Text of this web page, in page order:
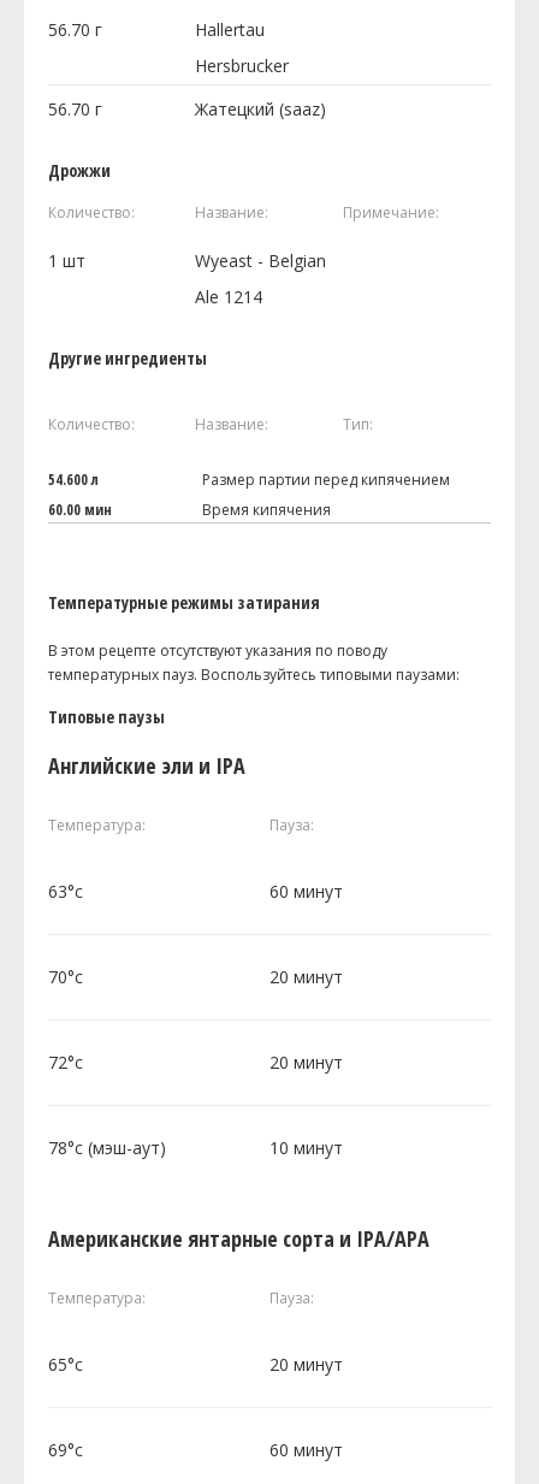
56.70 г
Hallertau
Hersbrucker
56.70 г Жатецкий (saaz)
Дрожжи
Количество: Название: Примечание:
1 шт
Wyeast - Belgian
Ale 1214
Другие ингредиенты
Количество: Название: Тип:
54.600 л
Размер партии перед кипячением
60.00 мин
Время кипячения
Температурные режимы затирания
В этом рецепте отсутствуют указания по поводу
температурных пауз. Воспользуйтесь типовыми паузами:
Типовые паузы
Английские эли и IPA
Температура: Пауза:
63°c 60 минут
70°c 20 минут
72°c 20 минут
78°c (мэш-аут) 10 минут
Американские янтарные сорта и IPA/APA
Температура: Пауза:
65°c 20 минут
69°c 60 минут